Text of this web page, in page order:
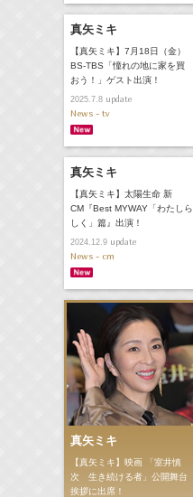
真矢ミキ
【真矢ミキ】7月18日（金）
BS-TBS「憧れの地に家を買
おう！」ゲスト出演！
2025.7.8update
News - tv
真矢ミキ
【真矢ミキ】太陽生命 新
CM『Best MYWAY「わたしら
しく」篇』出演！
2024.12.9update
News - cm
真矢ミキ
【真矢ミキ】映画 「室井慎
次 生き続ける者」公開舞台
挨拶に出席！